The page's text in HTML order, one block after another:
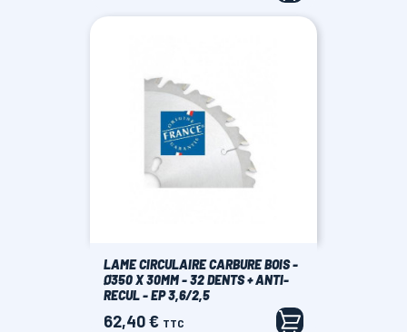
LAME CIRCULAIRE CARBURE BOIS -
Ø350 X 30MM - 32 DENTS + ANTI-
RECUL - EP 3,6/2,5
Prix
62,40 € TTC